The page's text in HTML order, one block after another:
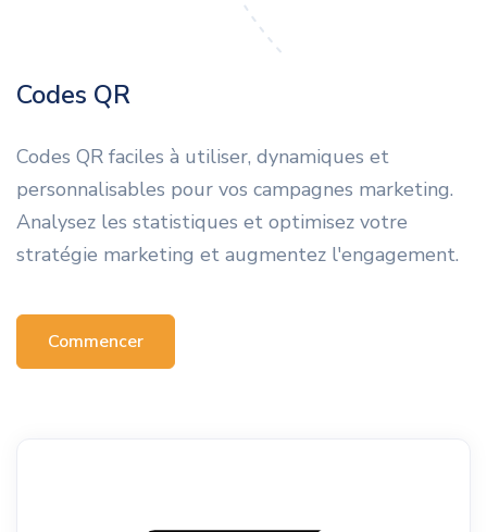
Codes QR
Codes QR faciles à utiliser, dynamiques et
personnalisables pour vos campagnes marketing.
Analysez les statistiques et optimisez votre
stratégie marketing et augmentez l'engagement.
Commencer